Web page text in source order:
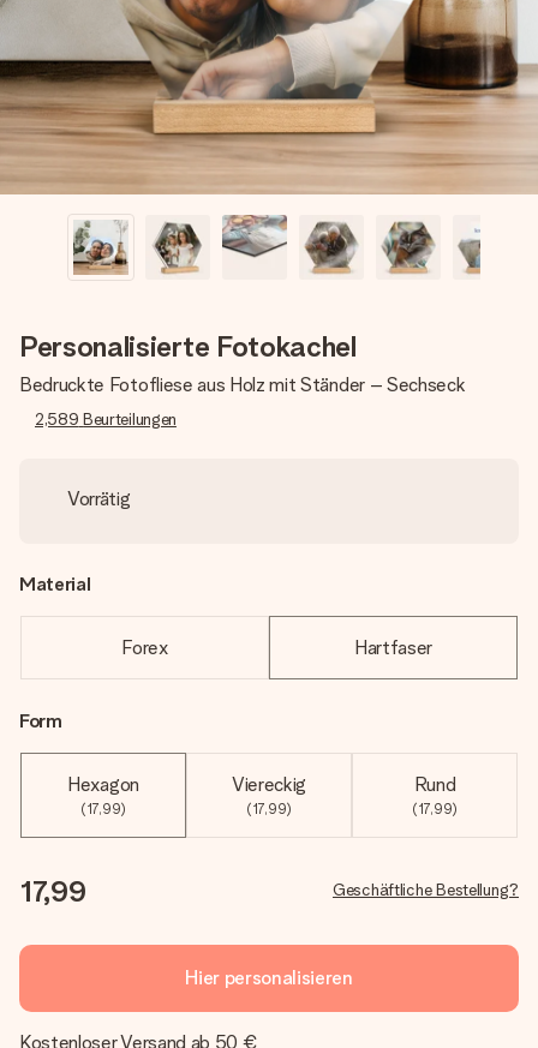
Montag - Freitag : 8:30 - 17:00 Uhr
Samstag - Sonntag : 8:30 - 13:00 Uhr
Personalisierte Fotokachel
Bedruckte Fotofliese aus Holz mit Ständer – Sechseck
2,589 Beurteilungen
Vorrätig
Material
Forex Hartfaser
Form
Hexagon
(17,99)
Viereckig
(17,99)
Rund
(17,99)
17,99 Geschäftliche Bestellung?
Hier personalisieren
Kostenloser Versand ab 50 €